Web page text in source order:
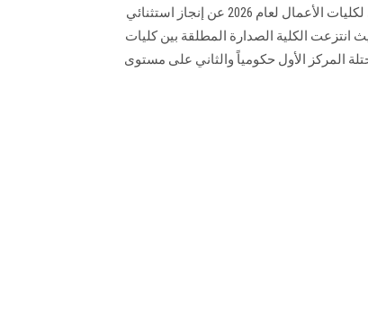
كشفت نتائج تصنيف "Eduniversal" العالمي لكليات الأعمال لعام 2026 عن إنجاز استثنائي
الكلية الصدارة المطلقة بين كليات
المركز الأول حكومياً والثاني على مستوى